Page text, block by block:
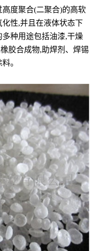
度聚合(二聚合)的高软
性,并且在液体状态下
种用途包括油漆,干燥
胶合成物,助焊剂、焊锡
。